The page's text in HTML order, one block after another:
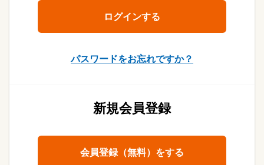
パスワードをお忘れですか？
新規会員登録
会員登録（無料）をする